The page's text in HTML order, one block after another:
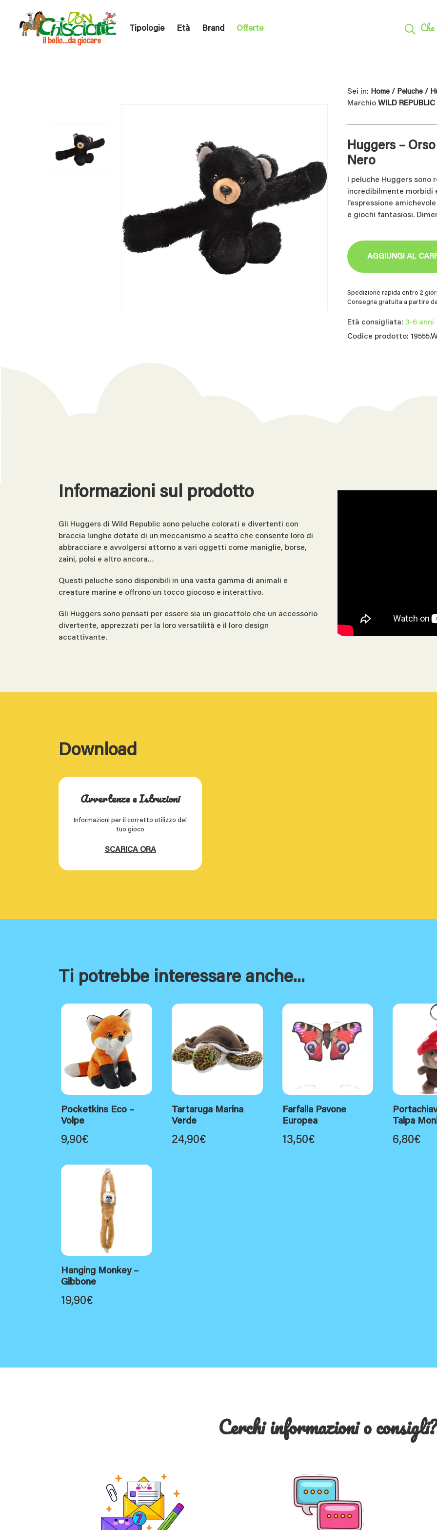
Tipologie Età Brand Offerte
Sei in: Home / Peluche /
Marchio WILD REPUBLIC
Huggers – Orso
Nero
I peluche Huggers sono
incredibilmente morbidi
l’espressione
e giochi fantasiosi.
AGGIUNGI AL
Spedizione rapida entro 2
Consegna gratuita a partire
Età consigliata: 3-6 anni
Codice prodotto:
Informazioni sul prodotto
Gli Huggers di Wild Republic sono peluche colorati e divertenti con
braccia lunghe dotate di un meccanismo a scatto che consente loro di
abbracciare e avvolgersi attorno a vari oggetti come maniglie, borse,
zaini, polsi e altro ancora…
Questi peluche sono disponibili in una vasta gamma di animali e
creature marine e offrono un tocco giocoso e interattivo.
Gli Huggers sono pensati per essere sia un giocattolo che un accessorio
divertente, apprezzati per la loro versatilità e il loro design
accattivante.
Download
Avvertenze e Istruzioni
Informazioni per il corretto utilizzo del
tuo gioco
SCARICA ORA
Ti potrebbe interessare anche...
Pocketkins Eco –
Volpe
9,90€
Tartaruga Marina
Verde
24,90€
Farfalla Pavone
Europea
13,50€
Talpa
6,80€
Hanging Monkey –
Gibbone
19,90€
Cerchi informazioni o consigli?